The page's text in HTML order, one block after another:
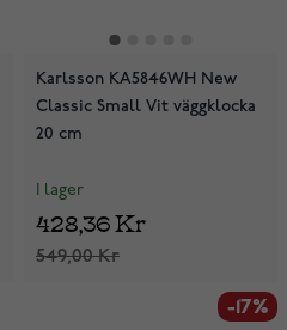
Karlsson KA5846WH New
Classic Small Vit väggklocka
20 cm
I lager
549,00 Kr
428,36 Kr
-17%